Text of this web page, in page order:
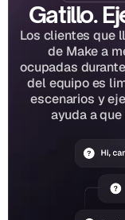
Gatillo.
Los clientes que
de Make a
ocupadas
del equipo es
escenarios y
ayuda a